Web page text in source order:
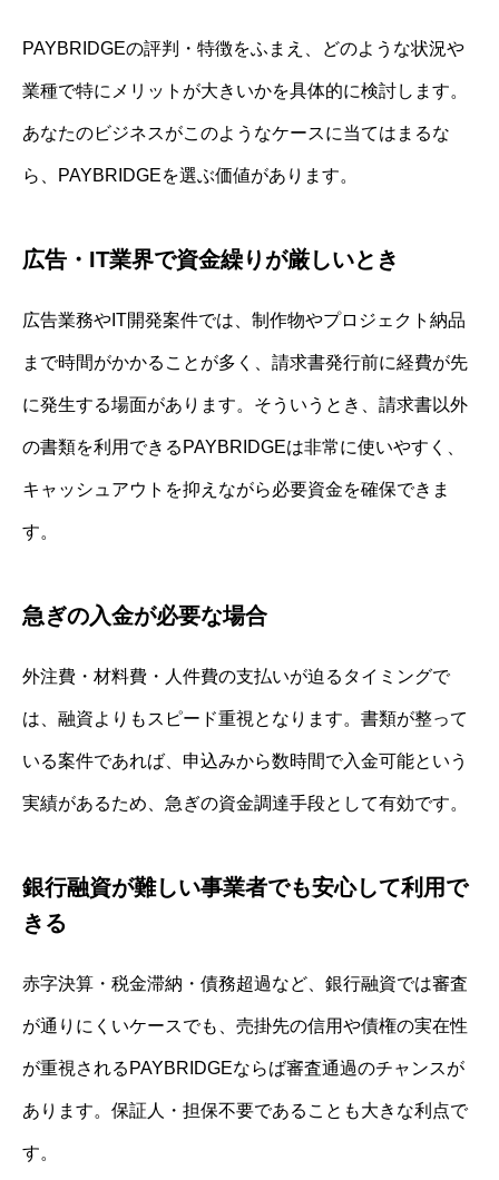
PAYBRIDGEの評判・特徴をふまえ、どのような状況や
業種で特にメリットが大きいかを具体的に検討します。
あなたのビジネスがこのようなケースに当てはまるな
ら、PAYBRIDGEを選ぶ価値があります。
広告・IT業界で資金繰りが厳しいとき
広告業務やIT開発案件では、制作物やプロジェクト納品
まで時間がかかることが多く、請求書発行前に経費が先
に発生する場面があります。そういうとき、請求書以外
の書類を利用できるPAYBRIDGEは非常に使いやすく、
キャッシュアウトを抑えながら必要資金を確保できま
す。
急ぎの入金が必要な場合
外注費・材料費・人件費の支払いが迫るタイミングで
は、融資よりもスピード重視となります。書類が整って
いる案件であれば、申込みから数時間で入金可能という
実績があるため、急ぎの資金調達手段として有効です。
銀行融資が難しい事業者でも安心して利用で
きる
赤字決算・税金滞納・債務超過など、銀行融資では審査
が通りにくいケースでも、売掛先の信用や債権の実在性
が重視されるPAYBRIDGEならば審査通過のチャンスが
あります。保証人・担保不要であることも大きな利点で
す。